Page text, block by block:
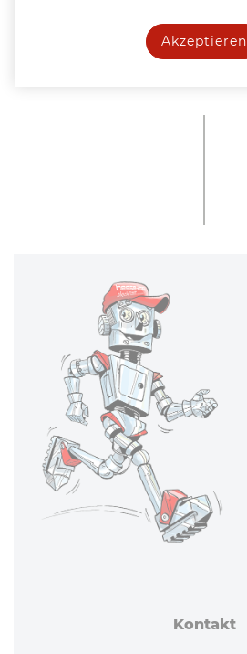
Kontakt
Akzeptieren